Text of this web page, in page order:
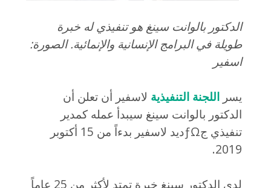
الدكتور بالوانت سينغ هو تنفيذي له خبرة
طويلة في البرامج الإنسانية والإنمائية. الصورة:
اسفير
يسر اللجنة التنفيذية لاسفير أن تعلن أن
الدكتور بالوانت سينغ سيبدأ عمله كمدير
تنفيذي جƒΩديد لاسفير بدءاً من 15 أكتوبر
2019.
لدى الدكتور سينغ خبرة تمتد لأكثر من 25 عاماً